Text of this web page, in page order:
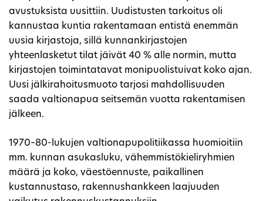
avustuksista uusittiin. Uudistusten tarkoitus oli
kannustaa kuntia rakentamaan entistä enemmän
uusia kirjastoja, sillä kunnankirjastojen
yhteenlasketut tilat jäivät 40 % alle normin, mutta
kirjastojen toimintatavat monipuolistuivat koko ajan.
Uusi jälkirahoitusmuoto tarjosi mahdollisuuden
saada valtionapua seitsemän vuotta rakentamisen
jälkeen.
1970–80-lukujen valtionapupolitiikassa huomioitiin
mm. kunnan asukasluku, vähemmistökieliryhmien
määrä ja koko, väestöennuste, paikallinen
kustannustaso, rakennushankkeen laajuuden